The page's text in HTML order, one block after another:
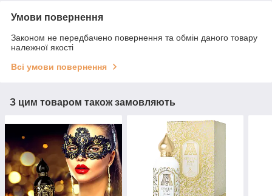
Умови повернення
Законом не передбачено повернення та обмін даного товару
належної якості
Всі умови повернення
З цим товаром також замовляють